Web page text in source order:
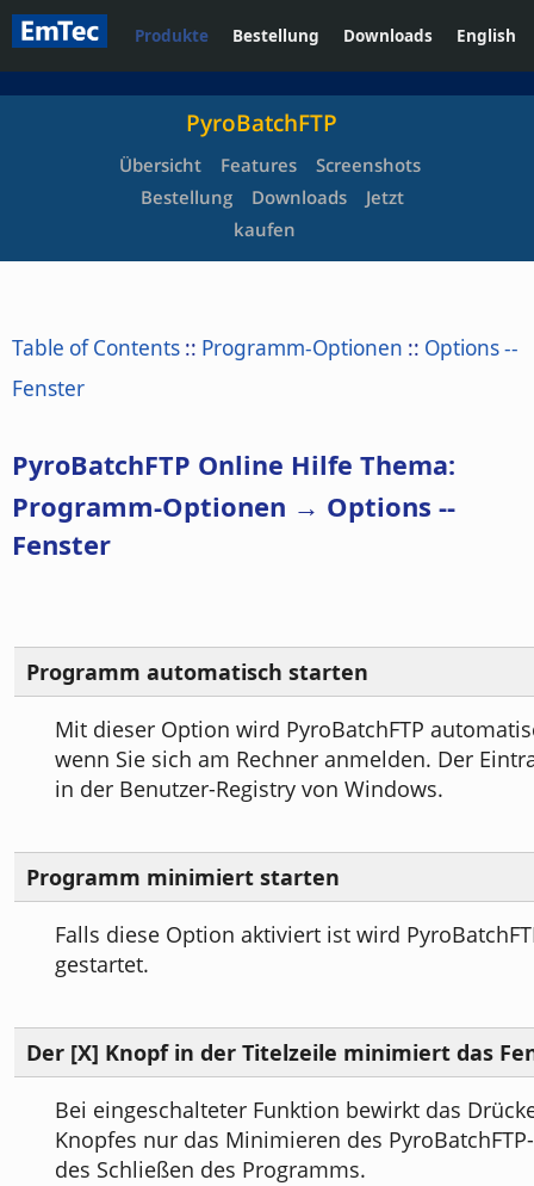
Produkte Bestellung Downloads English
PyroBatchFTP
Übersicht Features
Screenshots
Bestellung
Downloads
Jetzt
kaufen
Table of Contents :: Programm-Optionen :: Options --
Fenster
PyroBatchFTP Online Hilfe Thema:
Programm-Optionen → Options --
Fenster
Programm automatisch starten
Mit dieser Option wird PyroBatchFTP
wenn Sie sich am Rechner anmelden. Der
in der Benutzer-Registry von Windows.
Programm minimiert starten
Falls diese Option aktiviert ist wird
gestartet.
Der [X] Knopf in der Titelzeile minimiert das
Bei eingeschalteter Funktion bewirkt das
Knopfes nur das Minimieren des
des Schließen des Programms.